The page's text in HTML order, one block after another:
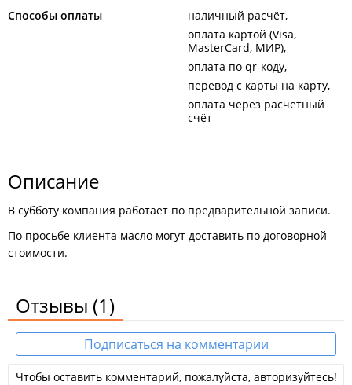
Способы оплаты
наличный расчёт
оплата картой (Visa,
MasterCard, МИР)
оплата по qr-коду
перевод с карты на карту
оплата через расчётный
счёт
Описание
В субботу компания работает по предварительной записи.
По просьбе клиента масло могут доставить по договорной
стоимости.
Отзывы (1)
Подписаться на комментарии
Чтобы оставить комментарий, пожалуйста, авторизуйтесь!